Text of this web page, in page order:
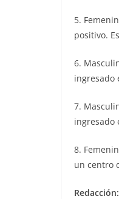
5.
positivo.
6.
ingresado
7.
ingresado
8.
un centro